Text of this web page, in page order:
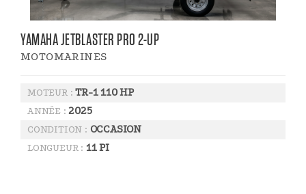
YAMAHA JETBLASTER PRO 2-UP
MOTOMARINES
MOTEUR :TR-1 110 HP
ANNÉE :2025
CONDITION : OCCASION
LONGUEUR : 11 PI